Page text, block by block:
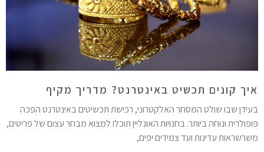
קונים תכשיט באינטרנט? מדריך מקיף
שבו שולט המסחר האלקטרוני, רכישת תכשיטים באינטרנט הפכה
ונוחה ביותר. בחנויות האונליין תוכלו למצוא מבחר עצום של פריטים,
עדינות ועד צמידים יפים,